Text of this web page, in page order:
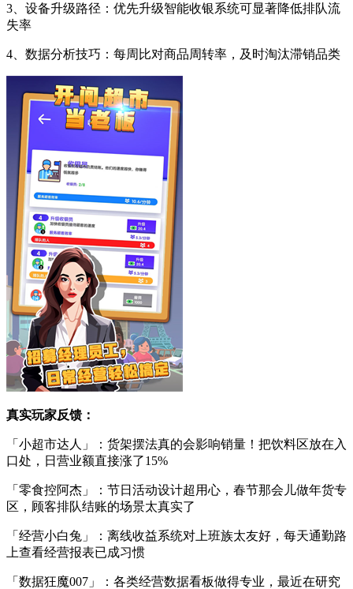
3、设备升级路径：优先升级智能收银系统可显著降低排队流
失率
4、数据分析技巧：每周比对商品周转率，及时淘汰滞销品类
真实玩家反馈：
「小超市达人」：货架摆法真的会影响销量！把饮料区放在入
口处，日营业额直接涨了15%
「零食控阿杰」：节日活动设计超用心，春节那会儿做年货专
区，顾客排队结账的场景太真实了
「经营小白兔」：离线收益系统对上班族太友好，每天通勤路
上查看经营报表已成习惯
「数据狂魔007」：各类经营数据看板做得专业，最近在研究